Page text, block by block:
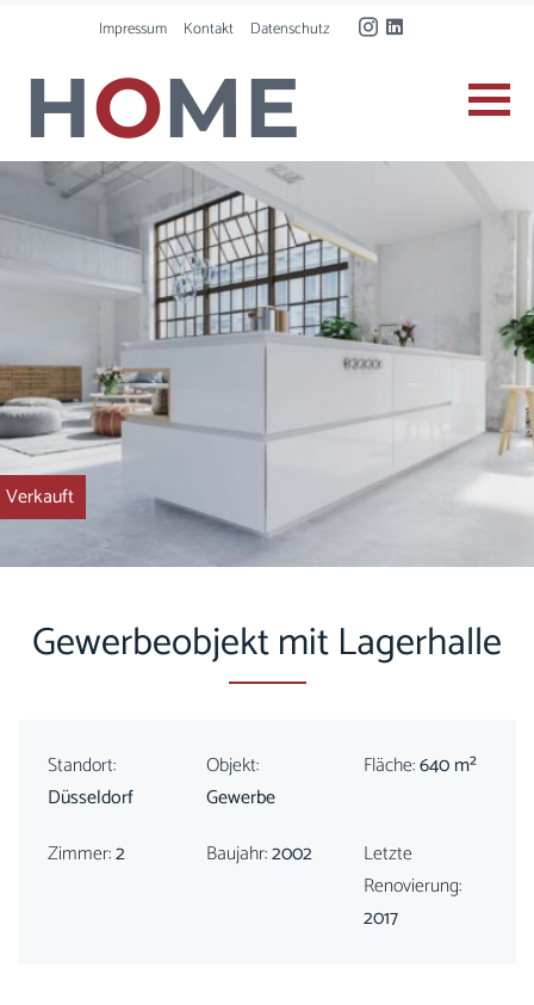
HOME
Impressum Kontakt Datenschutz
Verkauft
Gewerbeobjekt mit Lagerhalle
Standort:
Düsseldorf
Objekt:
Gewerbe
Fläche:640 m²
Zimmer:2 Baujahr:2002
Letzte
Renovierung:
2017